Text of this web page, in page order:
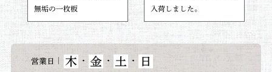
無垢の一枚板
入荷しました。
営業日 木 ・ 金 ・ 土 ・ 日